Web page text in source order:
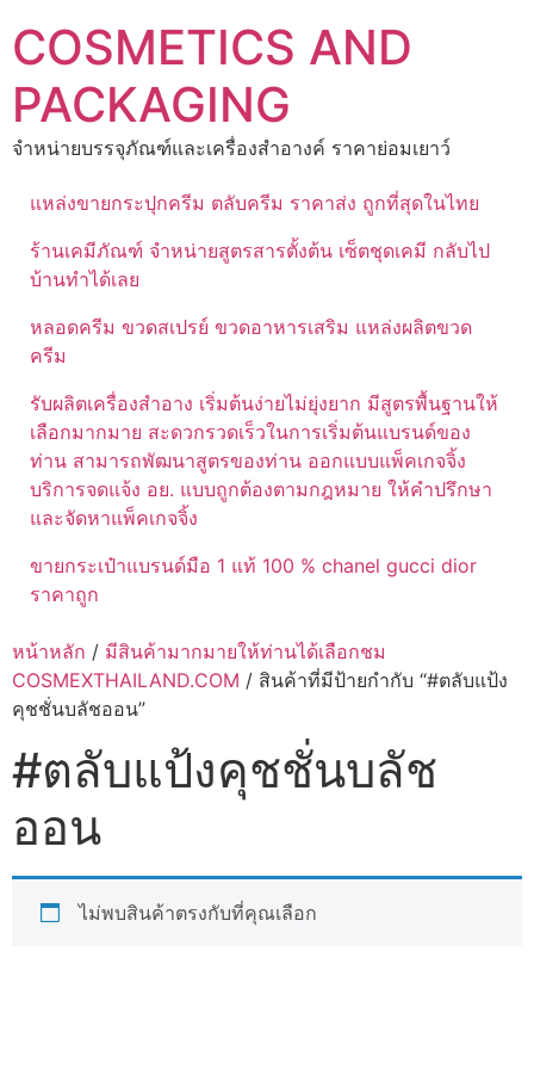
to
content
COSMETICS AND
PACKAGING
จำหน่ายบรรจุภัณฑ์และเครื่องสำอางค์ ราคาย่อมเยาว์
แหล่งขายกระปุกครีม ตลับครีม ราคาส่ง ถูกที่สุดในไทย
ร้านเคมีภัณฑ์ จำหน่ายสูตรสารตั้งต้น เซ็ตชุดเคมี กลับไป
บ้านทำได้เลย
หลอดครีม ขวดสเปรย์ ขวดอาหารเสริม แหล่งผลิตขวด
ครีม
รับผลิตเครื่องสำอาง เริ่มต้นง่ายไม่ยุ่งยาก มีสูตรพื้นฐานให้
เลือกมากมาย สะดวกรวดเร็วในการเริ่มต้นแบรนด์ของ
ท่าน สามารถพัฒนาสูตรของท่าน ออกแบบแพ็คเกจจิ้ง
บริการจดแจ้ง อย. แบบถูกต้องตามกฎหมาย ให้คำปรึกษา
และจัดหาแพ็คเกจจิ้ง
ขายกระเป๋าแบรนด์มือ 1 แท้ 100 % chanel gucci dior
ราคาถูก
หน้าหลัก / มีสินค้ามากมายให้ท่านได้เลือกชม
COSMEXTHAILAND.COM / สินค้าที่มีป้ายกำกับ “#ตลับแป้ง
คุชชั่นบลัชออน”
#ตลับแป้งคุชชั่นบลัช
ออน
ไม่พบสินค้าตรงกับที่คุณเลือก